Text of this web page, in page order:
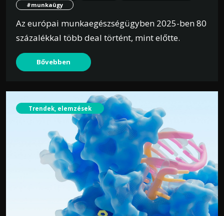
#munkaügy
Az európai munkaegészségügyben 2025-ben 80
százalékkal több deal történt, mint előtte.
Bővebben
Trendek, elemzések